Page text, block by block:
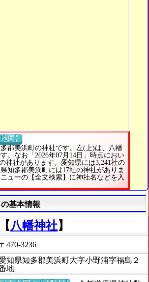
図】
郡美浜町の神社です。左(上)は、八幡
。なお「2026年07月14日」時点におい
神社があります。愛知県には3,241社の
知多郡美浜町には17社の神社がありま
ューの【全文検索】に神社名などを入
の基本情報
【 八幡神社】
470-3236
知県知多郡美浜町大字小野浦字福島２
地